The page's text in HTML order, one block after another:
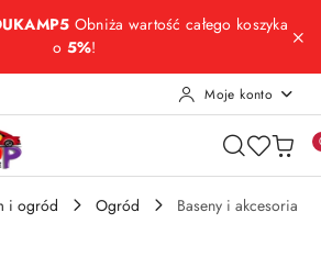
głównej
konto
głównego
produktuObniża wartość całego koszyka
o 5%!
Moje konto
i ogród Ogród Baseny i akcesoria